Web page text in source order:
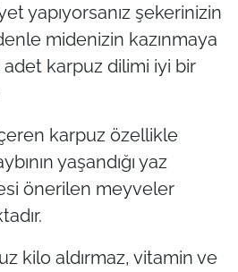
yapıyorsanız şekerinizin
midenizin kazınmaya
adet karpuz dilimi iyi bir
karpuz özellikle
yaşandığı yaz
önerilen meyveler
kilo aldırmaz, vitamin ve